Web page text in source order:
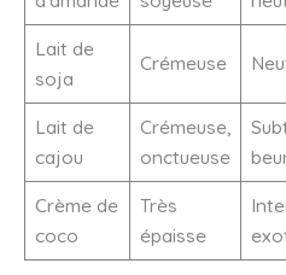
Lait de
soja
Crémeuse
Lait de
cajou
Crémeuse,
onctueuse
Crème de
coco
Très
épaisse